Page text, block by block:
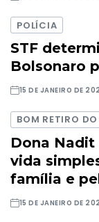
POLÍCIA
STF
Bolsonaro
15 DE JANEIRO DE
BOM RETIRO DO
Dona Nadit
vida
família e
15 DE JANEIRO DE